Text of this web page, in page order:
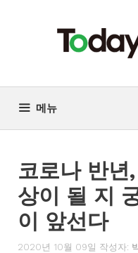
기
메뉴
코로나 반년
상이 될 지
이 앞선다
2020년 10월 09일 작성자: